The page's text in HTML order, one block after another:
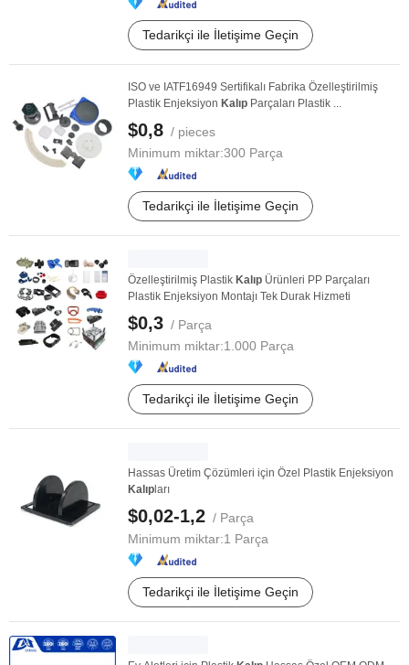
Tedarikçi ile İletişime Geçin
ISO ve IATF16949 Sertifikalı Fabrika Özelleştirilmiş
Plastik Enjeksiyon Kalıp Parçaları Plastik ...
$0,8 / pieces
Minimum miktar:300 Parça
Tedarikçi ile İletişime Geçin
Özelleştirilmiş Plastik Kalıp Ürünleri PP Parçaları
Plastik Enjeksiyon Montajı Tek Durak Hizmeti
$0,3 / Parça
Minimum miktar:1.000 Parça
Tedarikçi ile İletişime Geçin
Hassas Üretim Çözümleri için Özel Plastik Enjeksiyon
Kalıp ları
$0,02-1,2 / Parça
Minimum miktar:1 Parça
Tedarikçi ile İletişime Geçin